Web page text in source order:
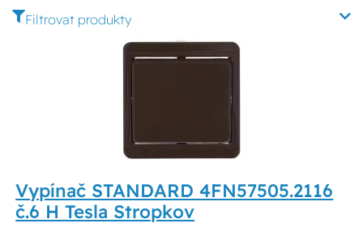
Filtrovat produkty
Vypínač STANDARD 4FN57505.2116
č.6 H Tesla Stropkov